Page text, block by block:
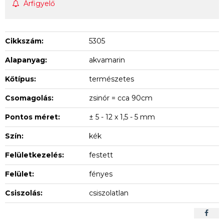
Árfigyelő
Cikkszám: 5305
Alapanyag: akvamarin
Kőtípus: természetes
Csomagolás: zsinór = cca 90cm
Pontos méret: ± 5 - 12 x 1,5 - 5 mm
Szín: kék
Felületkezelés: festett
Felület: fényes
Csiszolás: csiszolatlan